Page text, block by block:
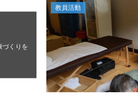
づくりを
教員活動